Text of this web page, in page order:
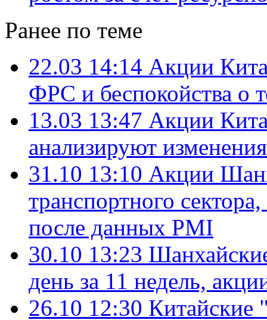
Ранее по теме
22.03 14:14 Акции
ФРС и беспокойства о
13.03 13:47 Акции
анализируют
31.10 13:10 Акции
транспортного
после данных PMI
30.10 13:23
день за 11 недель,
26.10 12:30 Китайские